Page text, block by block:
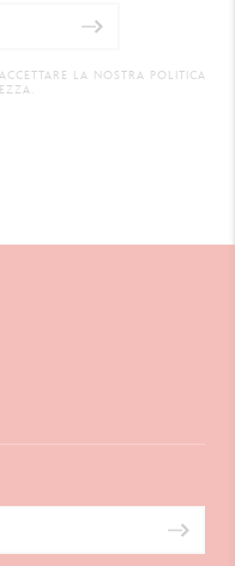
LA NOSTRA POLITICA